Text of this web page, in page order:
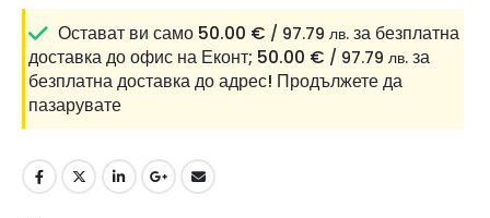
Остават ви само 50.00 € / 97.79 лв. за безплатна
доставка до офис на Еконт; 50.00 € / 97.79 лв. за
безплатна доставка до адрес! Продължете да
пазарувате